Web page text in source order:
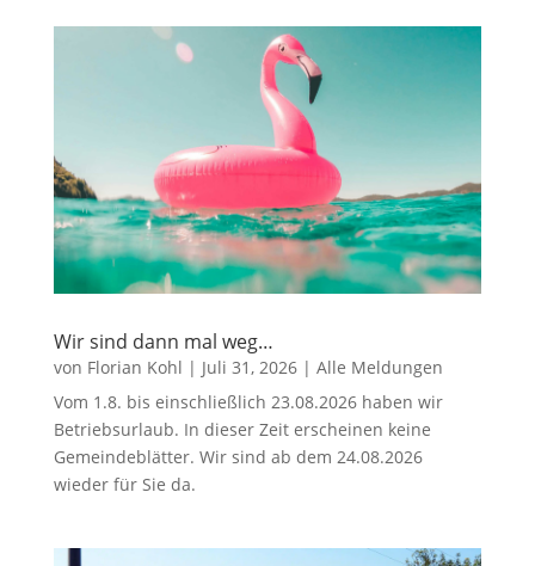
Wir sind dann mal weg…
von Florian Kohl | Juli 31, 2026| Alle Meldungen
Vom 1.8. bis einschließlich 23.08.2026 haben wir
Betriebsurlaub. In dieser Zeit erscheinen keine
Gemeindeblätter. Wir sind ab dem 24.08.2026
wieder für Sie da.